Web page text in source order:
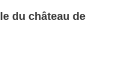
du château de